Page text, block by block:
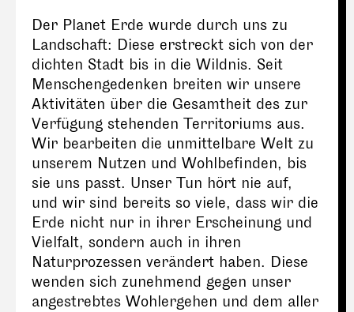
Der Planet Erde wurde durch uns zu
Landschaft: Diese erstreckt sich von der
dichten Stadt bis in die Wildnis. Seit
Menschengedenken breiten wir unsere
Aktivitäten über die Gesamtheit des zur
Verfügung stehenden Territoriums aus.
Wir bearbeiten die unmittelbare Welt zu
unserem Nutzen und Wohlbefinden, bis
sie uns passt. Unser Tun hört nie auf,
und wir sind bereits so viele, dass wir die
Erde nicht nur in ihrer Erscheinung und
Vielfalt, sondern auch in ihren
Naturprozessen verändert haben. Diese
wenden sich zunehmend gegen unser
angestrebtes Wohlergehen und dem aller